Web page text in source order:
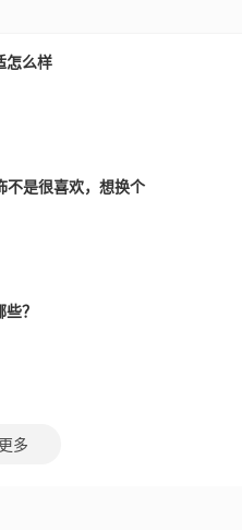
了十万八千里之远。在那一
日也可以玩的这么高兴，这
行，忽略了它们存在的本
一抹赤红色的火焰一般，
怎么样
是很喜欢，想换个
？
多